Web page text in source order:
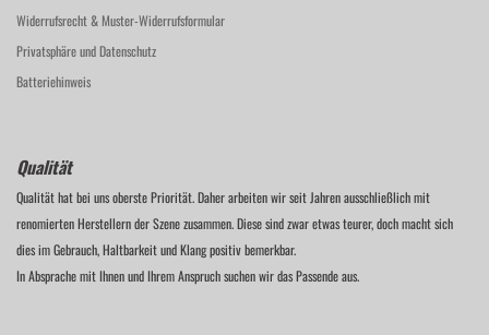
Widerrufsrecht & Muster-Widerrufsformular
Privatsphäre und Datenschutz
Batteriehinweis
Qualität
Qualität hat bei uns oberste Priorität. Daher arbeiten wir seit Jahren ausschließlich mit
renomierten Herstellern der Szene zusammen. Diese sind zwar etwas teurer, doch macht sich
dies im Gebrauch, Haltbarkeit und Klang positiv bemerkbar.
In Absprache mit Ihnen und Ihrem Anspruch suchen wir das Passende aus.